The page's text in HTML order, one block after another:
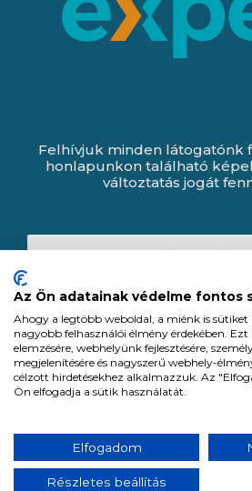
Felhívjuk minden látogatónk
honlapunkon található
változtatás jogát
Minden jog fenntartva. All
Tervezte és
Az Ön adatainak védelme fontos
Ahogy a legtöbb weboldal, a miénk is sütiket
nagyobb felhasználói élmény érdekében.
elemzésére, webhelyünk fejlesztésére,
megjelenítésére és nagyszerű webhely-
célzott hirdetésekhez alkalmazzuk. Az
Ön elfogadja a sütik használatát.
Elfogadom
Részletes beállítás